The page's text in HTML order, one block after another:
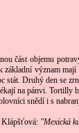
část objemu
význam
Druhý den se
na pánvi.
snědí i s
Klápšťová: "Mexická